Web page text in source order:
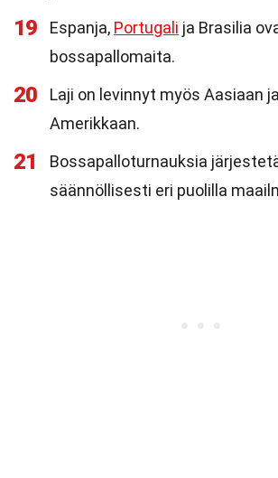
19 Espanja, Portugali ja Brasilia
bossapallomaita.
20
Laji on levinnyt myös Aasiaan
Amerikkaan.
21
Bossapalloturnauksia
säännöllisesti eri puolilla